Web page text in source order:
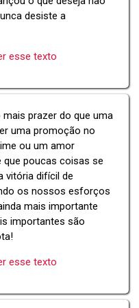
desiste a
esse texto
prazer do que uma
uma promoção no
ou um amor
poucas coisas se
vitória difícil de
os nossos esforços
mais importante
importantes são
esse texto